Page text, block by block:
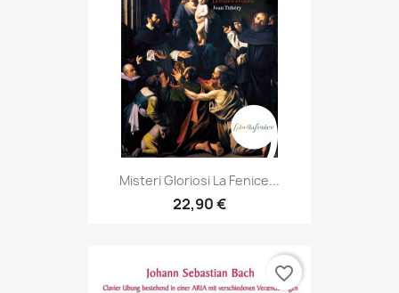
Misteri Gloriosi La Fenice...
22,90 €
favorite_border